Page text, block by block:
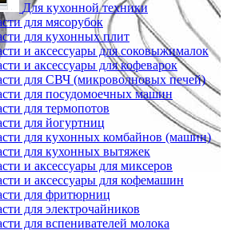
Для кухонной техники
для мясорубок
для кухонных плит
и аксессуары для соковыжималок
и аксессуары для кофеварок
для СВЧ (микроволновых печей)
для посудомоечных машин
для термопотов
для йогуртниц
для кухонных комбайнов (машин)
для кухонных вытяжек
и аксессуары для миксеров
и аксессуары для кофемашин
для фритюрниц
для электрочайников
для вспенивателей молока